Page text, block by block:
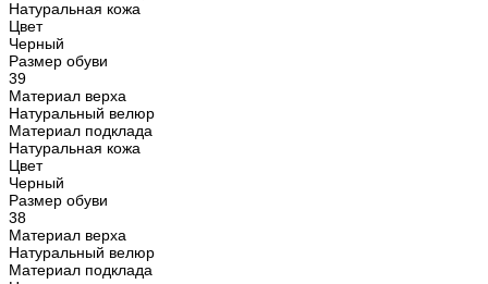
Натуральная кожа
Цвет
Черный
Размер обуви
39
Материал верха
Натуральный велюр
Материал подклада
Натуральная кожа
Цвет
Черный
Размер обуви
38
Материал верха
Натуральный велюр
Материал подклада